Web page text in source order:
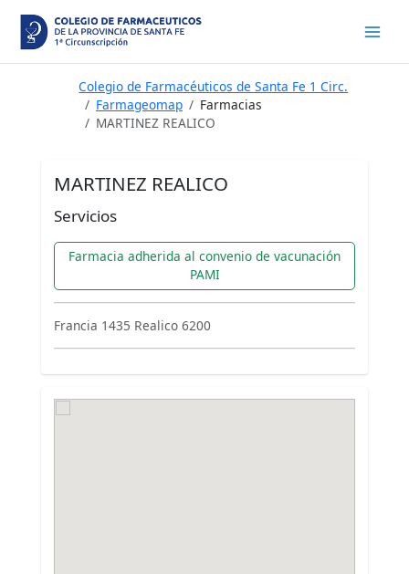
contenido
Colegio de Farmacéuticos de Santa Fe 1 Circ.
Farmageomap
Farmacias
MARTINEZ REALICO
MARTINEZ REALICO
Servicios
Farmacia adherida al convenio de vacunación
PAMI
Francia 1435 Realico 6200